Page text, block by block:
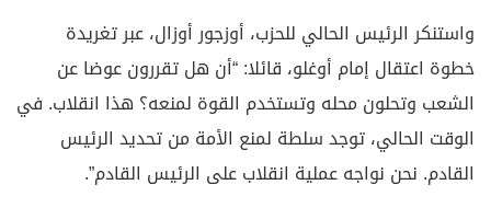
واستنكر الرئيس الحالي للحزب، أوزجور أوزال، عبر تغريدة
خطوة اعتقال إمام أوغلو، قائلا: “أن هل تقررون عوضا عن
الشعب وتحلون محله وتستخدم القوة لمنعه؟ هذا انقلاب. في
الوقت الحالي، توجد سلطة لمنع الأمة من تحديد الرئيس
القادم. نحن نواجه عملية انقلاب على الرئيس القادم”.